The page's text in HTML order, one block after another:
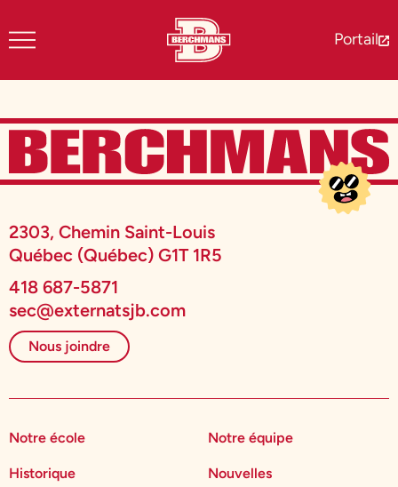
Portail
2303, Chemin Saint-Louis
Québec (Québec) G1T 1R5
418 687-5871
sec@externatsjb.com
Nous joindre
Notre école
Historique
Notre équipe
Nouvelles